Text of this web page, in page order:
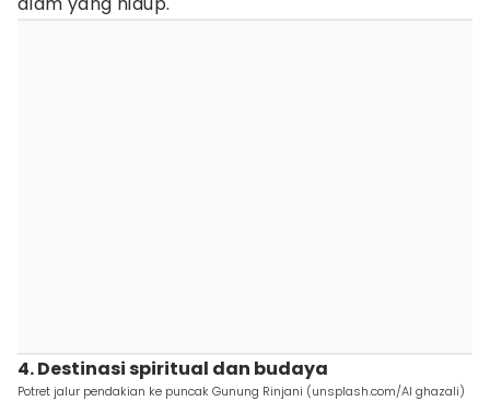
4. Destinasi spiritual dan budaya
Potret jalur pendakian ke puncak Gunung Rinjani (unsplash.com/Al ghazali)